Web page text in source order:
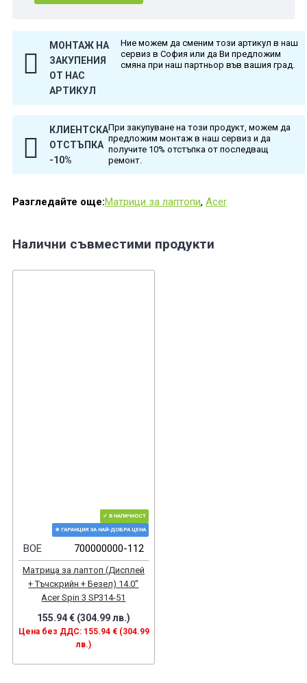
МОНТАЖ НА
ЗАКУПЕНИЯ
ОТ НАС
АРТИКУЛ
Ние можем да сменим този артикул в наш
сервиз в София или да Ви предложим
смяна при наш партньор във вашия град.
КЛИЕНТСКА
ОТСТЪПКА
-10%
При закупуване на този продукт, можем да
предложим монтаж в наш сервиз и да
получите 10% отстъпка от последващ
ремонт.
Разгледайте още:Матрици за лаптопи, Acer
Налични съвместими продукти
✓ В НАЛИЧНОСТ
★ ГАРАНЦИЯ ЗА НАЙ-ДОБРА ЦЕНА
BOE 700000000-112
Матрица за лаптоп (Дисплей
+ Тъчскрийн + Безел) 14.0"
Acer Spin 3 SP314-51
155.94 € (304.99 лв.)
Цена без ДДС: 155.94 € (304.99
лв.)